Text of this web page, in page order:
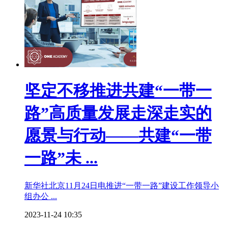
坚定不移推进共建“一带一
路”高质量发展走深走实的
愿景与行动——共建“一带
一路”未 ...
新华社北京11月24日电推进“一带一路”建设工作领导小
组办公 ...
2023-11-24 10:35